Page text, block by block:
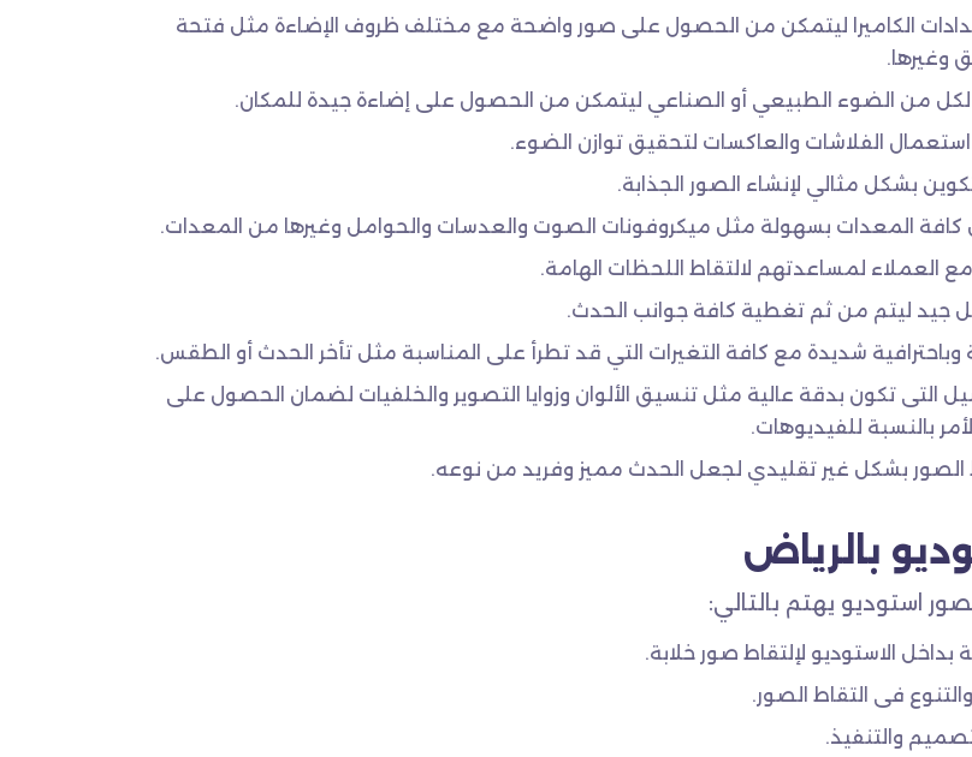
الكاميرا ليتمكن من الحصول على صور واضحة مع مختلف ظروف الإضاءة مثل فتحة
وغيرها.
لكل من الضوء الطبيعي أو الصناعي ليتمكن من الحصول على إضاءة جيدة للمكان.
الفلاشات والعاكسات لتحقيق توازن الضوء.
بشكل مثالي لإنشاء الصور الجذابة.
المعدات بسهولة مثل ميكروفونات الصوت والعدسات والحوامل وغيرها من المعدات.
مع العملاء لمساعدتهم لالتقاط اللحظات الهامة.
جيد ليتم من ثم تغطية كافة جوانب الحدث.
وباحترافية شديدة مع كافة التغيرات التي قد تطرأ على المناسبة مثل تأخر الحدث أو الطقس.
التى تكون بدقة عالية مثل تنسيق الألوان وزوايا التصوير والخلفيات لضمان الحصول على
بالنسبة للفيديوهات.
الصور بشكل غير تقليدي لجعل الحدث مميز وفريد من نوعه.
بالرياض
استوديو يهتم بالتالي:
بداخل الاستوديو لإلتقاط صور خلابة.
والتنوع فى التقاط الصور.
والتنفيذ.